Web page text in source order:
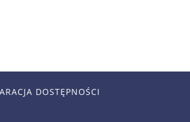
DOSTĘPNOŚCI